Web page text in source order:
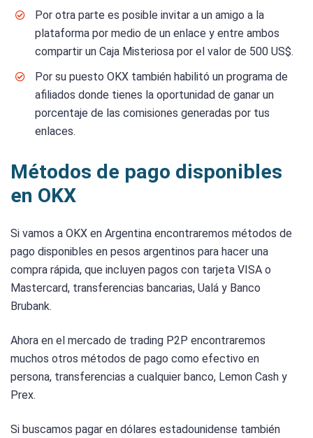
Por otra parte es posible invitar a un amigo a la
plataforma por medio de un enlace y entre ambos
compartir un Caja Misteriosa por el valor de 500 US$.
Por su puesto OKX también habilitó un programa de
afiliados donde tienes la oportunidad de ganar un
porcentaje de las comisiones generadas por tus
enlaces.
Métodos de pago disponibles
en OKX
Si vamos a OKX en Argentina encontraremos métodos de
pago disponibles en pesos argentinos para hacer una
compra rápida, que incluyen pagos con tarjeta VISA o
Mastercard, transferencias bancarias, Ualá y Banco
Brubank.
Ahora en el mercado de trading P2P encontraremos
muchos otros métodos de pago como efectivo en
persona, transferencias a cualquier banco, Lemon Cash y
Prex.
Si buscamos pagar en dólares estadounidense también